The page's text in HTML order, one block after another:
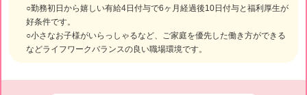
○勤務初日から嬉しい有給4日付与で6ヶ月経過後10日付与と福利厚生が
好条件です。
○小さなお子様がいらっしゃるなど、ご家庭を優先した働き方ができる
などライフワークバランスの良い職場環境です。